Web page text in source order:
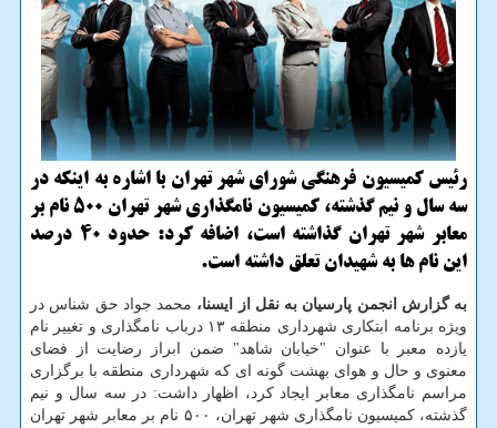
رئیس کمیسیون فرهنگی شورای شهر تهران با اشاره به اینکه در
سه سال و نیم گذشته، کمیسیون نامگذاری شهر تهران 500 نام بر
معابر شهر تهران گذاشته است، اضافه کرد: حدود 40 درصد
این نام ها به شهیدان تعلق داشته است.
به گزارش انجمن پارسیان به نقل از ایسنا، محمد جواد حق شناس در
ویژه برنامه ابتکاری شهرداری منطقه ۱۳ درباب نامگذاری و تغییر نام
یازده معبر با عنوان "خیابان شاهد" ضمن ابراز رضایت از فضای
معنوی و حال و هوای بهشت گونه ای که شهرداری منطقه با برگزاری
مراسم نامگذاری معابر ایجاد کرد، اظهار داشت: در سه سال و نیم
گذشته، کمیسیون نامگذاری شهر تهران، ۵۰۰ نام بر معابر شهر تهران